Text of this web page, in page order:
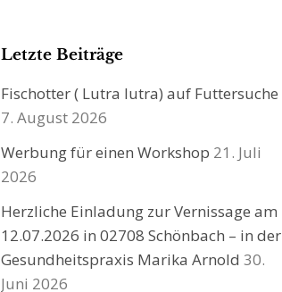
Letzte Beiträge
Fischotter ( Lutra lutra) auf Futtersuche
7. August 2026
Werbung für einen Workshop 21. Juli
2026
Herzliche Einladung zur Vernissage am
12.07.2026 in 02708 Schönbach – in der
Gesundheitspraxis Marika Arnold 30.
Juni 2026